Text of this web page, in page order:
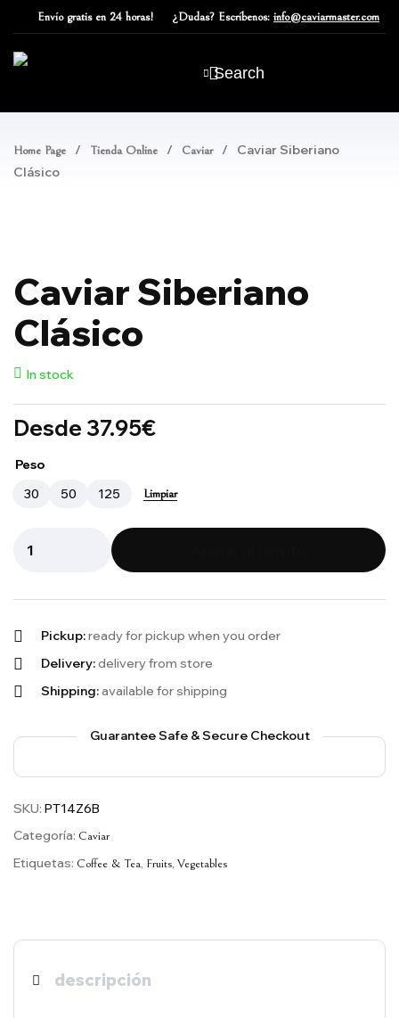
Envíogratis en 24 horas! ¿Dudas? Escríbenos:info@caviarmaster.com
Search
Home Page / Tienda Online / Caviar /
Caviar Siberiano
Clásico
Caviar Siberiano
Clásico
In stock
Desde 37.95€
Peso
30
50 125 Limpiar
Pickup:ready for pickup when you order
Delivery:delivery from store
Shipping:available for shipping
Guarantee Safe & Secure Checkout
SKU: PT14Z6B
Categoría: Caviar
Etiquetas: Coffee & Tea, Fruits, Vegetables
descripción